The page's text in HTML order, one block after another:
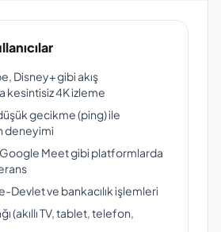
Disney+ gibi akış
kesintisiz 4K izleme
gecikme (ping) ile
deneyimi
Meet gibi platformlarda
Devlet ve bankacılık işlemleri
(akıllı TV, tablet, telefon,